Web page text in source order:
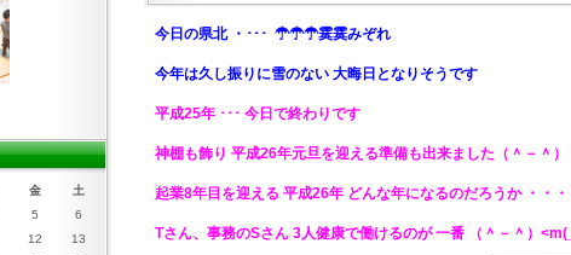
今日の県北 ・･･･ ☂☂☂霙霙みぞれ
今年は久し振りに雪のない 大晦日となりそうです
平成25年 ･･･ 今日で終わりです
神棚も飾り 平成26年元旦を迎える準備も出来ました（＾－＾）
起業8年目を迎える 平成26年 どんな年になるのだろうか ・・・
Tさん、事務のSさん 3人健康で働けるのが 一番 （＾－＾）
金
土
5
6
12
13